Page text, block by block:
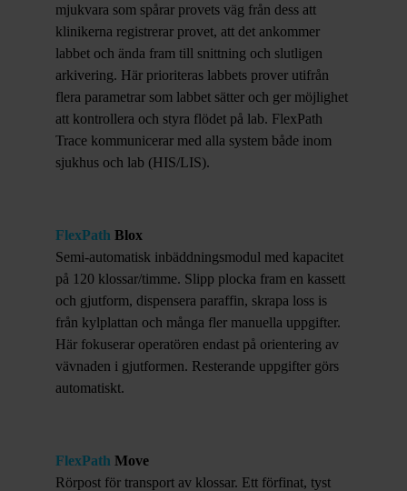
mjukvara som spårar provets väg från dess att
klinikerna registrerar provet, att det ankommer
labbet och ända fram till snittning och slutligen
arkivering. Här prioriteras labbets prover utifrån
flera parametrar som labbet sätter och ger möjlighet
att kontrollera och styra flödet på lab. FlexPath
Trace kommunicerar med alla system både inom
sjukhus och lab (HIS/LIS).
FlexPath Blox
Semi-automatisk inbäddningsmodul med kapacitet
på 120 klossar/timme. Slipp plocka fram en kassett
och gjutform, dispensera paraffin, skrapa loss is
från kylplattan och många fler manuella uppgifter.
Här fokuserar operatören endast på orientering av
vävnaden i gjutformen. Resterande uppgifter görs
automatiskt.
FlexPath Move
Rörpost för transport av klossar. Ett förfinat, tyst